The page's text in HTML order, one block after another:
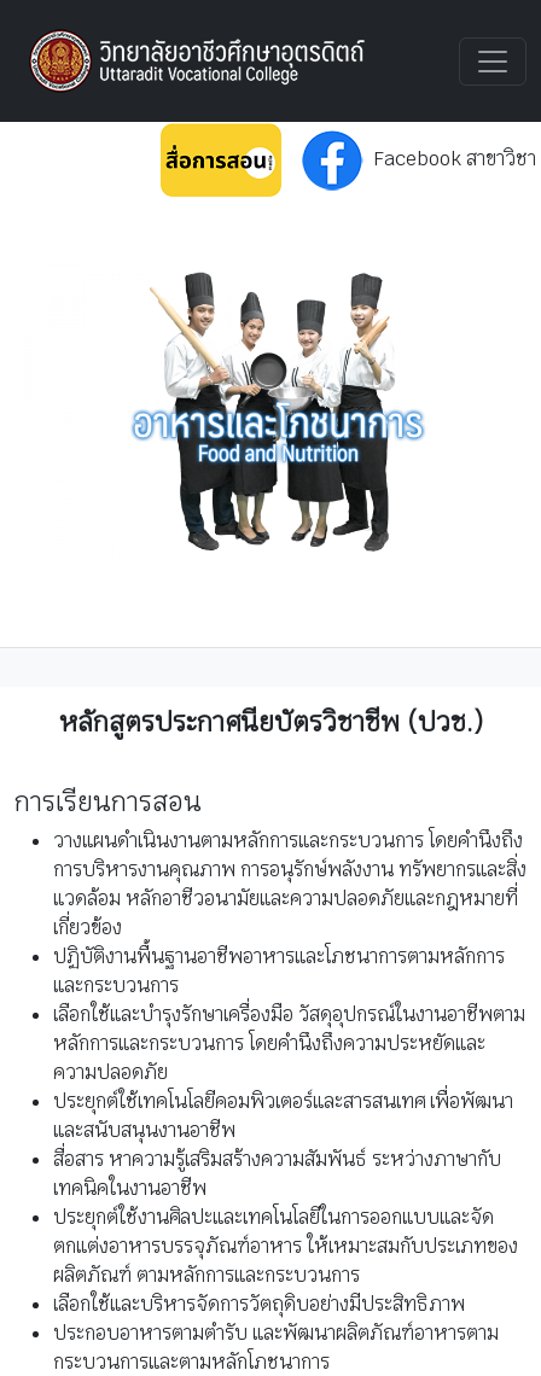
UTTVC
Facebook สาขาวิชา
หลักสูตรประกาศนียบัตรวิชาชีพ (ปวช.)
การเรียนการสอน
วางแผนดำเนินงานตามหลักการและกระบวนการ โดยคำนึงถึง
การบริหารงานคุณภาพ การอนุรักษ์พลังงาน ทรัพยากรและสิ่ง
แวดล้อม หลักอาชีวอนามัยและความปลอดภัยและกฎหมายที่
เกี่ยวข้อง
ปฏิบัติงานพื้นฐานอาชีพอาหารและโภชนาการตามหลักการ
และกระบวนการ
เลือกใช้และบำรุงรักษาเครื่องมือ วัสดุอุปกรณ์ในงานอาชีพตาม
หลักการและกระบวนการ โดยคำนึงถึงความประหยัดและ
ความปลอดภัย
ประยุกต์ใช้เทคโนโลยีคอมพิวเตอร์และสารสนเทศ เพื่อพัฒนา
และสนับสนุนงานอาชีพ
สื่อสาร หาความรู้เสริมสร้างความสัมพันธ์ ระหว่างภาษากับ
เทคนิคในงานอาชีพ
ประยุกต์ใช้งานศิลปะและเทคโนโลยีในการออกแบบและจัด
ตกแต่งอาหารบรรจุภัณฑ์อาหาร ให้เหมาะสมกับประเภทของ
ผลิตภัณฑ์ ตามหลักการและกระบวนการ
เลือกใช้และบริหารจัดการวัตถุดิบอย่างมีประสิทธิภาพ
ประกอบอาหารตามตำรับ และพัฒนาผลิตภัณฑ์อาหารตาม
กระบวนการและตามหลักโภชนาการ